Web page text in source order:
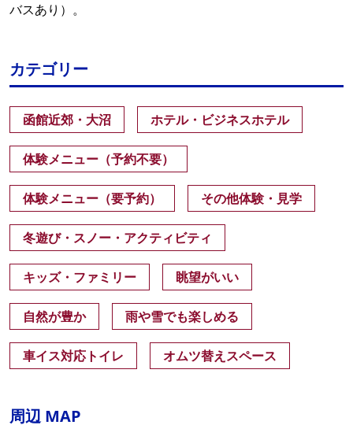
バスあり）。
カテゴリー
函館近郊・大沼 ホテル・ビジネスホテル
体験メニュー（予約不要）
体験メニュー（要予約） その他体験・見学
冬遊び・スノー・アクティビティ
キッズ・ファミリー 眺望がいい
自然が豊か 雨や雪でも楽しめる
車イス対応トイレ オムツ替えスペース
周辺 MAP